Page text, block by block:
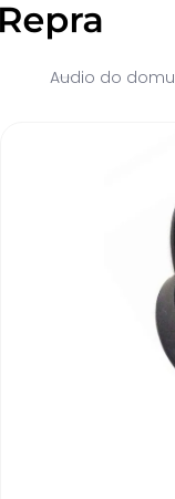
Audio do domu